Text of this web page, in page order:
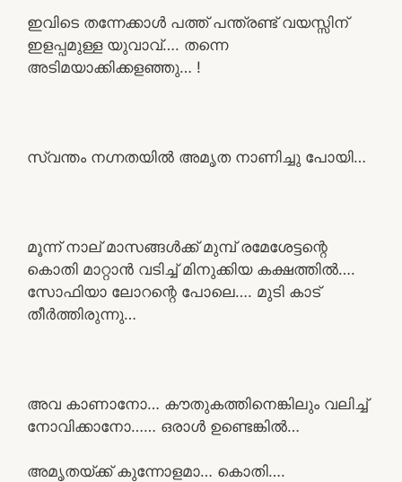
ഇവിടെ തന്നേക്കാൾ പത്ത് പന്ത്രണ്ട് വയസ്സിന്
ഇളപ്പമുള്ള യുവാവ്…. തന്നെ
അടിമയാക്കിക്കളഞ്ഞു… !
സ്വന്തം നഗ്നതയിൽ അമൃത നാണിച്ചു പോയി…
മൂന്ന് നാല് മാസങ്ങൾക്ക് മുമ്പ് രമേശേട്ടന്റെ
കൊതി മാറ്റാൻ വടിച്ച് മിനുക്കിയ കക്ഷത്തിൽ….
സോഫിയാ ലോറന്റെ പോലെ…. മുടി കാട്
തീർത്തിരുന്നു…
അവ കാണാനോ… കൗതുകത്തിനെങ്കിലും വലിച്ച്
നോവിക്കാനോ…… ഒരാൾ ഉണ്ടെങ്കിൽ…
അമൃതയ്ക്ക് കുന്നോളമാ… കൊതി….